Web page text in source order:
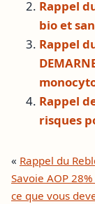
Rappel
bio et
Rappel
Rappel
risques
« Rappel du
Savoie AOP
ce que vous